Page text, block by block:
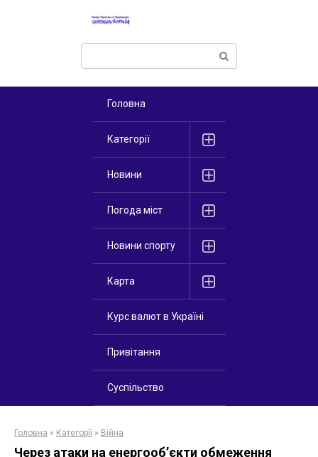
Поиск:
Головна
Категорії
Новини
Погода міст
Новини спорту
Карта
Курс валют в Україні
Привітання
Суспільство
Головна » Категорії » Війна
Через атаки на енергооб’єкти обмеження